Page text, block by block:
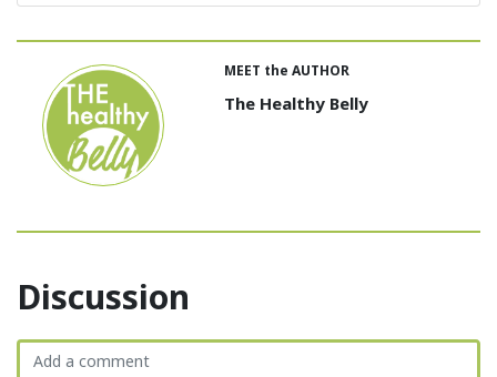
MEET the AUTHOR
The Healthy Belly
Discussion